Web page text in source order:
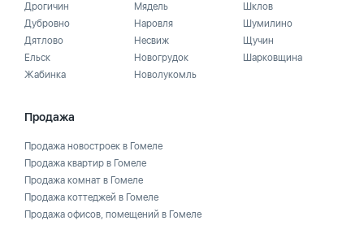
Дрогичин
Дубровно
Дятлово
Ельск
Жабинка
Мядель
Наровля
Несвиж
Новогрудок
Новолукомль
Шклов
Шумилино
Щучин
Шарковщина
Продажа
Продажа новостроек в Гомеле
Продажа квартир в Гомеле
Продажа комнат в Гомеле
Продажа коттеджей в Гомеле
Продажа офисов, помещений в Гомеле